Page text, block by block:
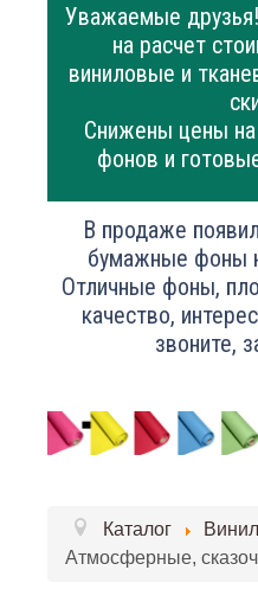
Уважаемые
на расчет
виниловые и
Снижены цены на
фонов и
В продаже
бумажные фоны
Отличные фоны,
качество,
звоните,
Каталог
Атмосферные,